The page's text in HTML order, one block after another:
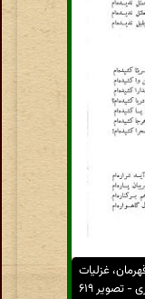
غزلیات
تصویر ۶۱۹